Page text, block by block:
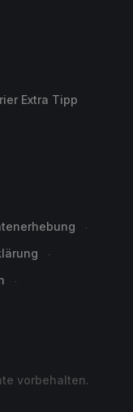
Extra Tipp
vorbehalten.